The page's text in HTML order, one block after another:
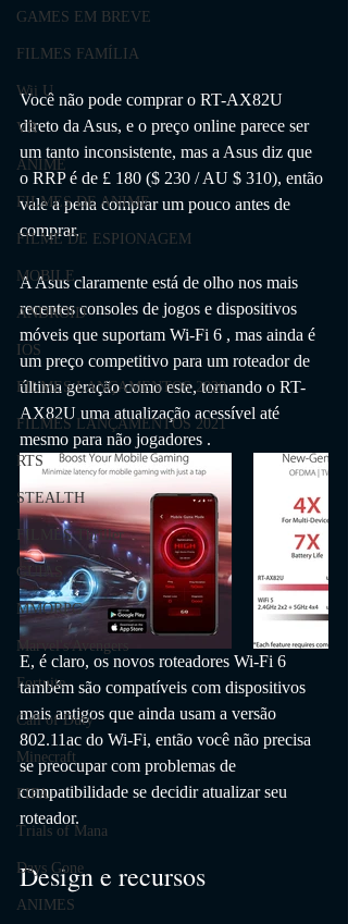
GAMES EM BREVE
FILMES FAMÍLIA
Wii U
VR
ANIME
FILMES DE ANIME
FILME DE ESPIONAGEM
MOBILE
ANDROID
IOS
FILMES LANÇAMENTOS 2020
FILMES LANÇAMENTOS 2021
RTS
STEALTH
FILMES Thriller
GUIAS
MMORPG
Marvel's Avengers
Fortnite
Call of Duty
Minecraft
FIFA
Trials of Mana
Days Gone
ANIMES
Você não pode comprar o RT-AX82U
direto da Asus, e o preço online parece ser
um tanto inconsistente, mas a Asus diz que
o RRP é de £ 180 ($ 230 / AU $ 310), então
vale a pena comprar um pouco antes de
comprar.
A Asus claramente está de olho nos mais
recentes consoles de jogos e dispositivos
móveis que suportam Wi-Fi 6 , mas ainda é
um preço competitivo para um roteador de
última geração como este, tornando o RT-
AX82U uma atualização acessível até
mesmo para não jogadores .
E, é claro, os novos roteadores Wi-Fi 6
também são compatíveis com dispositivos
mais antigos que ainda usam a versão
802.11ac do Wi-Fi, então você não precisa
se preocupar com problemas de
compatibilidade se decidir atualizar seu
roteador.
Design e recursos